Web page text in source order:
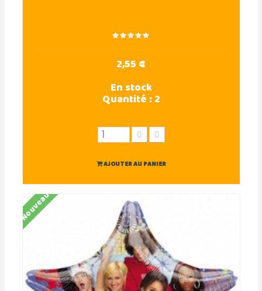
2,55 €
En stock
Quantité :2
AJOUTER AU PANIER
Nouveau